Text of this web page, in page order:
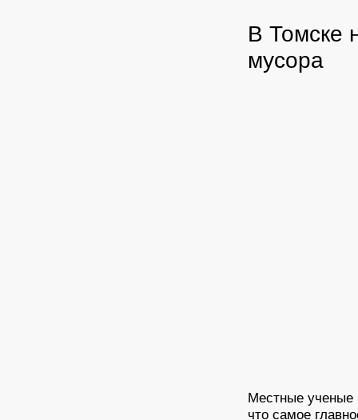
В Томске
мусора
Местные ученые
что самое